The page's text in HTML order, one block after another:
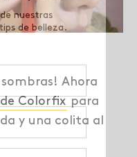
Ahora
Colorfix para
y una colita al